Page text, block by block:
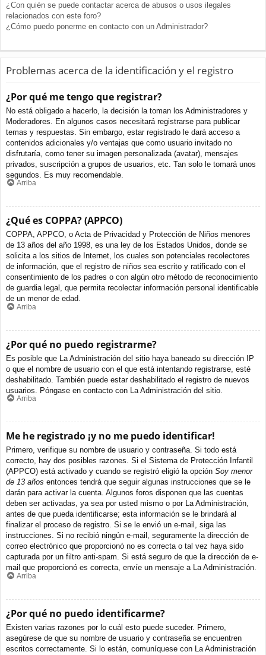
¿Con quién se puede contactar acerca de abusos o usos ilegales
relacionados con este foro?
¿Cómo puedo ponerme en contacto con un Administrador?
Problemas acerca de la identificación y el registro
¿Por qué me tengo que registrar?
No está obligado a hacerlo, la decisión la toman los Administradores y
Moderadores. En algunos casos necesitará registrarse para publicar
temas y respuestas. Sin embargo, estar registrado le dará acceso a
contenidos adicionales y/o ventajas que como usuario invitado no
disfrutaría, como tener su imagen personalizada (avatar), mensajes
privados, suscripción a grupos de usuarios, etc. Tan solo le tomará unos
segundos. Es muy recomendable.
Arriba
¿Qué es COPPA? (APPCO)
COPPA, APPCO, o Acta de Privacidad y Protección de Niños menores
de 13 años del año 1998, es una ley de los Estados Unidos, donde se
solicita a los sitios de Internet, los cuales son potenciales recolectores
de información, que el registro de niños sea escrito y ratificado con el
consentimiento de los padres o con algún otro método de reconocimiento
de guardia legal, que permita recolectar información personal identificable
de un menor de edad.
Arriba
¿Por qué no puedo registrarme?
Es posible que La Administración del sitio haya baneado su dirección IP
o que el nombre de usuario con el que está intentando registrarse, esté
deshabilitado. También puede estar deshabilitado el registro de nuevos
usuarios. Póngase en contacto con La Administración del sitio.
Arriba
Me he registrado ¡y no me puedo identificar!
Primero, verifique su nombre de usuario y contraseña. Si todo está
correcto, hay dos posibles razones. Si el Sistema de Protección Infantil
(APPCO) está activado y cuando se registró eligió la opción Soy menor
de 13 años entonces tendrá que seguir algunas instrucciones que se le
darán para activar la cuenta. Algunos foros disponen que las cuentas
deben ser activadas, ya sea por usted mismo o por La Administración,
antes de que pueda identificarse; esta información se le brindará al
finalizar el proceso de registro. Si se le envió un e-mail, siga las
instrucciones. Si no recibió ningún e-mail, seguramente la dirección de
correo electrónico que proporcionó no es correcta o tal vez haya sido
capturada por un filtro anti-spam. Si está seguro de que la dirección de e-
mail que proporcionó es correcta, envíe un mensaje a La Administración.
Arriba
¿Por qué no puedo identificarme?
Existen varias razones por lo cuál esto puede suceder. Primero,
asegúrese de que su nombre de usuario y contraseña se encuentren
escritos correctamente. Si lo están, comuníquese con La Administración